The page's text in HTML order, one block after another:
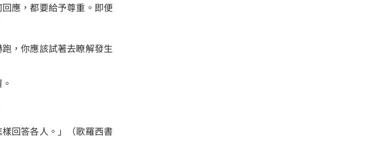
應，都要給予尊重。即便
，你應該試著去瞭解發生
回答各人。 」（歌羅西書